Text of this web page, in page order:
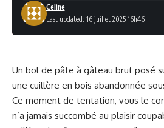
Last updated: 16 juillet 2025 16h46
Celine
Un bol de pâte à gâteau brut posé
une cuillère en bois abandonnée
Ce moment de tentation, vous le
n’a jamais succombé au plaisir